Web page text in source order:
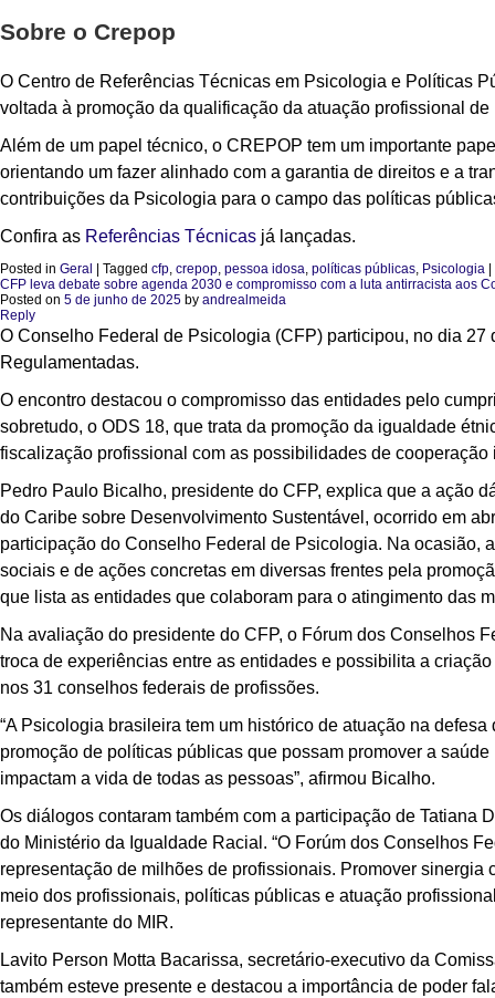
Sobre o Crepop
O Centro de Referências Técnicas em Psicologia e Políticas
voltada à promoção da qualificação da atuação profissional
Além de um papel técnico, o CREPOP tem um importante
orientando um fazer alinhado com a garantia de direitos e a
contribuições da Psicologia para o campo das políticas
Confira as Referências Técnicas já lançadas.
Posted in Geral Tagged cfp, crepop, pessoa idosa, políticas públicas, Psicologia
CFP leva debate sobre agenda 2030 e compromisso com a luta antirracista aos
Posted on 5 de junho de 2025 by andrealmeida
Reply
O Conselho Federal de Psicologia (CFP) participou, no dia 27
Regulamentadas.
O encontro destacou o compromisso das entidades pelo
sobretudo, o ODS 18, que trata da promoção da igualdade
fiscalização profissional com as possibilidades de
Pedro Paulo Bicalho, presidente do CFP, explica que a ação
do Caribe sobre Desenvolvimento Sustentável, ocorrido em
participação do Conselho Federal de Psicologia. Na ocasião,
sociais e de ações concretas em diversas frentes pela
que lista as entidades que colaboram para o atingimento das
Na avaliação do presidente do CFP, o Fórum dos Conselhos
troca de experiências entre as entidades e possibilita a
nos 31 conselhos federais de profissões.
“A Psicologia brasileira tem um histórico de atuação na
promoção de políticas públicas que possam promover a
impactam a vida de todas as pessoas”, afirmou Bicalho.
Os diálogos contaram também com a participação de Tatiana
do Ministério da Igualdade Racial. “O Forúm dos Conselhos
representação de milhões de profissionais. Promover
meio dos profissionais, políticas públicas e atuação
representante do MIR.
Lavito Person Motta Bacarissa, secretário-executivo da
também esteve presente e destacou a importância de poder